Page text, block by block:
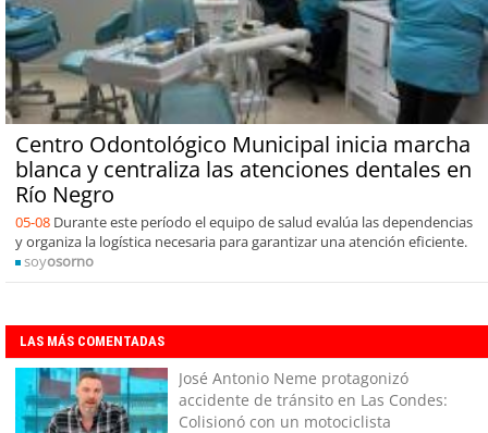
Centro Odontológico Municipal inicia marcha
blanca y centraliza las atenciones dentales en
Río Negro
05-08 Durante este período el equipo de salud evalúa las dependencias
y organiza la logística necesaria para garantizar una atención eficiente.
soyosorno
LAS MÁS COMENTADAS
José Antonio Neme protagonizó
accidente de tránsito en Las Condes:
Colisionó con un motociclista